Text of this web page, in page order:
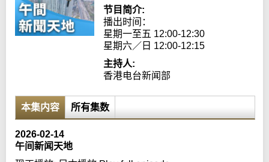
节目简介:
播出时间：
星期一至五 12:00-12:30
星期六／日 12:00-12:15
主持人:
香港电台新闻部
本集内容 所有集数
2026-02-14
午间新闻天地